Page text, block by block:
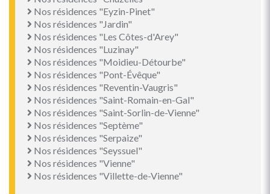
Nos résidences "Eyzin-Pinet"
Nos résidences "Jardin"
Nos résidences "Les Côtes-d'Arey"
Nos résidences "Luzinay"
Nos résidences "Moidieu-Détourbe"
Nos résidences "Pont-Évêque"
Nos résidences "Reventin-Vaugris"
Nos résidences "Saint-Romain-en-Gal"
Nos résidences "Saint-Sorlin-de-Vienne"
Nos résidences "Septème"
Nos résidences "Serpaize"
Nos résidences "Seyssuel"
Nos résidences "Vienne"
Nos résidences "Villette-de-Vienne"